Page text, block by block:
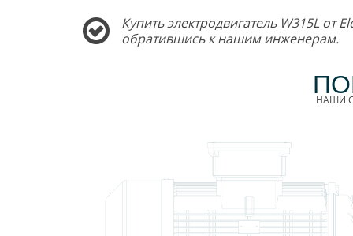
Купить электродвигатель W315L
обратившись к нашим инженерам.
НАШИ